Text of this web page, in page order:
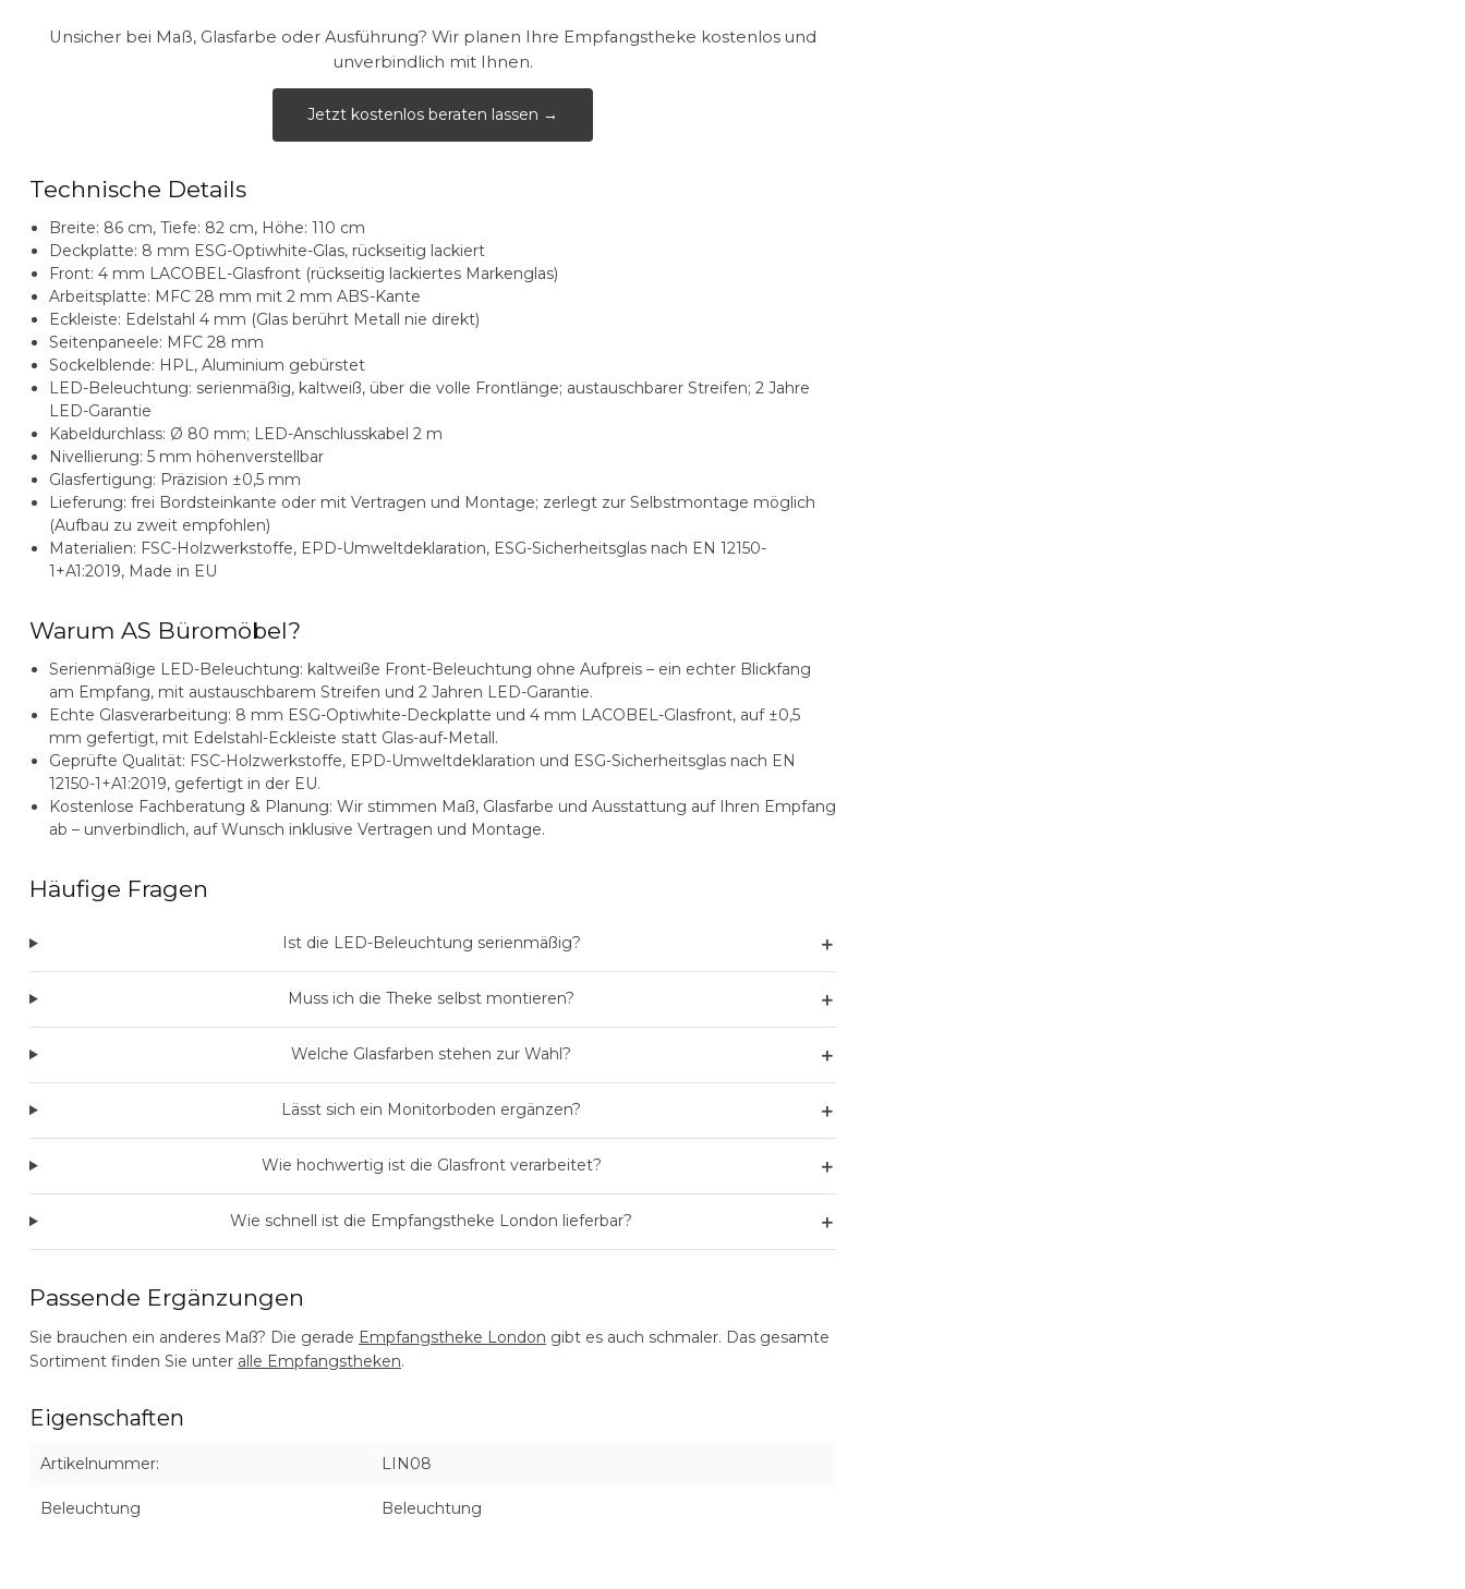
Unsicher bei Maß, Glasfarbe oder Ausführung? Wir planen Ihre Empfangstheke kostenlos und
unverbindlich mit Ihnen.
Jetzt kostenlos beraten lassen →
Technische Details
Breite: 86 cm, Tiefe: 82 cm, Höhe: 110 cm
Deckplatte: 8 mm ESG-Optiwhite-Glas, rückseitig lackiert
Front: 4 mm LACOBEL-Glasfront (rückseitig lackiertes Markenglas)
Arbeitsplatte: MFC 28 mm mit 2 mm ABS-Kante
Eckleiste: Edelstahl 4 mm (Glas berührt Metall nie direkt)
Seitenpaneele: MFC 28 mm
Sockelblende: HPL, Aluminium gebürstet
LED-Beleuchtung: serienmäßig, kaltweiß, über die volle Frontlänge; austauschbarer Streifen; 2 Jahre
LED-Garantie
Kabeldurchlass: Ø 80 mm; LED-Anschlusskabel 2 m
Nivellierung: 5 mm höhenverstellbar
Glasfertigung: Präzision ±0,5 mm
Lieferung: frei Bordsteinkante oder mit Vertragen und Montage; zerlegt zur Selbstmontage möglich
(Aufbau zu zweit empfohlen)
Materialien: FSC-Holzwerkstoffe, EPD-Umweltdeklaration, ESG-Sicherheitsglas nach EN 12150-
1+A1:2019, Made in EU
Warum AS Büromöbel?
Serienmäßige LED-Beleuchtung: kaltweiße Front-Beleuchtung ohne Aufpreis – ein echter Blickfang
am Empfang, mit austauschbarem Streifen und 2 Jahren LED-Garantie.
Echte Glasverarbeitung: 8 mm ESG-Optiwhite-Deckplatte und 4 mm LACOBEL-Glasfront, auf ±0,5
mm gefertigt, mit Edelstahl-Eckleiste statt Glas-auf-Metall.
Geprüfte Qualität: FSC-Holzwerkstoffe, EPD-Umweltdeklaration und ESG-Sicherheitsglas nach EN
12150-1+A1:2019, gefertigt in der EU.
Kostenlose Fachberatung & Planung: Wir stimmen Maß, Glasfarbe und Ausstattung auf Ihren Empfang
ab – unverbindlich, auf Wunsch inklusive Vertragen und Montage.
Häufige Fragen
Ist die LED-Beleuchtung serienmäßig? ＋
Muss ich die Theke selbst montieren? ＋
Welche Glasfarben stehen zur Wahl? ＋
Lässt sich ein Monitorboden ergänzen? ＋
Wie hochwertig ist die Glasfront verarbeitet? ＋
Wie schnell ist die Empfangstheke London lieferbar? ＋
Passende Ergänzungen
Sie brauchen ein anderes Maß? Die gerade Empfangstheke London gibt es auch schmaler. Das gesamte
Sortiment finden Sie unter alle Empfangstheken.
Eigenschaften
Artikelnummer: LIN08
Beleuchtung Beleuchtung